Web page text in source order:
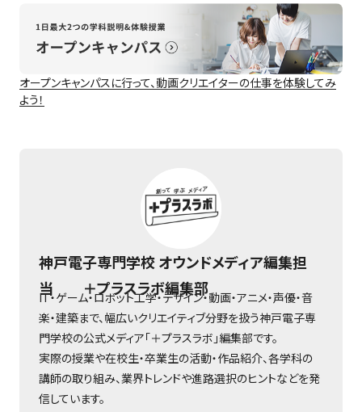
オープンキャンパスに行って、動画クリエイターの仕事を体験してみ
よう！
神戸電子専門学校 オウンドメディア編集担
当 ＋プラスラボ編集部
IT・ゲーム・ロボット工学・デザイン・動画・アニメ・声優・音
楽・建築まで、幅広いクリエイティブ分野を扱う神戸電子専
門学校の公式メディア「＋プラスラボ」編集部です。
実際の授業や在校生・卒業生の活動・作品紹介、各学科の
講師の取り組み、業界トレンドや進路選択のヒントなどを発
信しています。